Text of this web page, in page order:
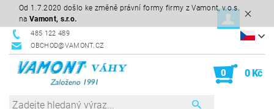
Od 1.7.2020 došlo ke změně právní formy firmy z Vamont, v.o.s.
na Vamont, s.r.o.
485 122 489
OBCHOD@VAMONT.CZ
0 0 Kč